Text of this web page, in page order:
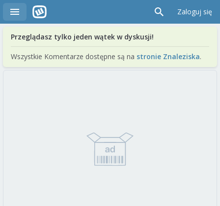
Zaloguj się
Przeglądasz tylko jeden wątek w dyskusji!
Wszystkie Komentarze dostępne są na stronie Znaleziska.